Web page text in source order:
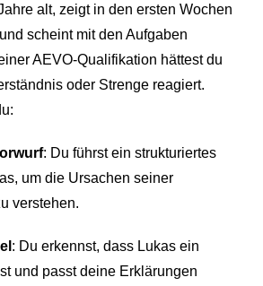
alt, zeigt in den ersten Wochen
scheint mit den Aufgaben
AEVO-Qualifikation hättest du
oder Strenge reagiert.
: Du führst ein strukturiertes
um die Ursachen seiner
verstehen.
: Du erkennst, dass Lukas ein
und passt deine Erklärungen